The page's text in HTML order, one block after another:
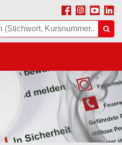
Facebook
Instagram
Youtube